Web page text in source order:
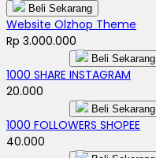
Beli Sekarang
Website Olzhop Theme
Rp 3.000.000
Beli Sekarang
1000 SHARE INSTAGRAM
20.000
Beli Sekarang
1000 FOLLOWERS SHOPEE
40.000